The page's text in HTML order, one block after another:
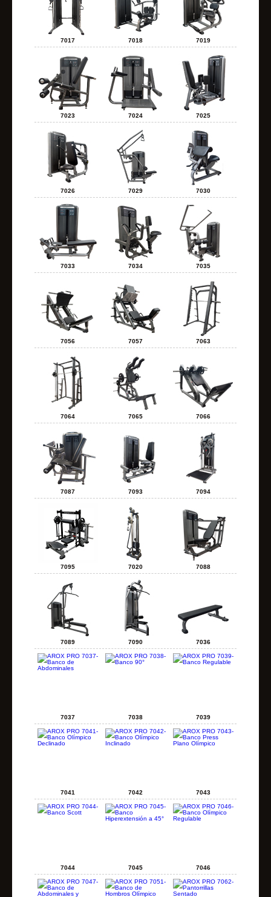
7017 7018 7019
7023 7024 7025
7026 7029 7030
7033 7034 7035
7056 7057 7063
7064 7065 7066
7087 7093 7094
7095 7020 7088
7089 7090 7036
7037 7038 7039
7041 7042 7043
7044 7045 7046